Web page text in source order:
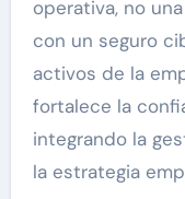
operativa, no
con un seguro
activos de la
fortalece la
integrando la
la estrategia